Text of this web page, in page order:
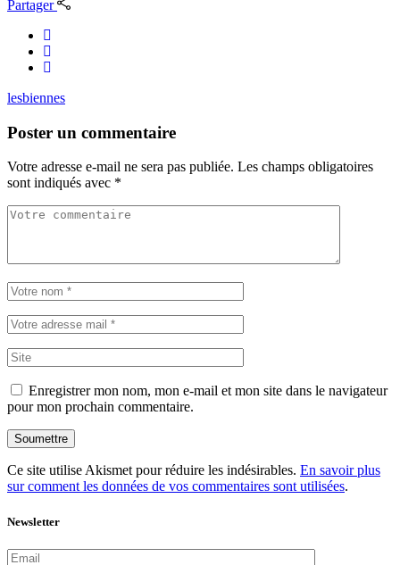
Partager
lesbiennes
Poster un commentaire
Votre adresse e-mail ne sera pas publiée. Les champs obligatoires
sont indiqués avec *
Enregistrer mon nom, mon e-mail et mon site dans le navigateur
pour mon prochain commentaire.
Soumettre
Ce site utilise Akismet pour réduire les indésirables. En savoir plus
sur comment les données de vos commentaires sont utilisées.
Newsletter